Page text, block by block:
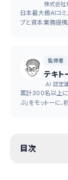
株式会社
日本最大級AIコミ
プと資本業務提携
監修者
テキト
.AI 認定
累計300名以上に
ぶ」をモットーに
目次